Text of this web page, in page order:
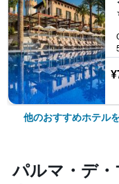
他のおすすめホテル
パルマ・デ